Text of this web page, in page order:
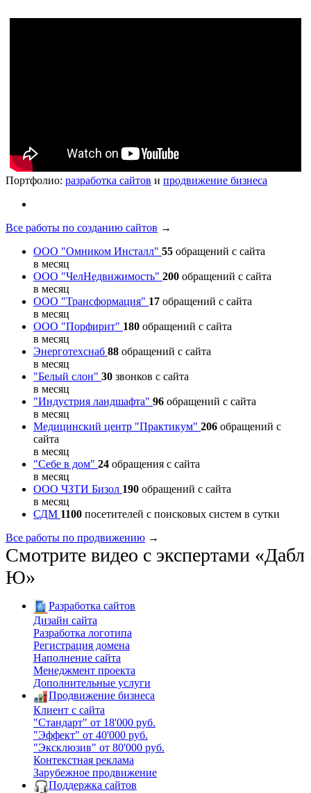
Портфолио: разработка сайтов и продвижение бизнеса
Все работы по созданию сайтов →
ООО "Омником Инсталл" 55 обращений с сайта
в месяц
ООО "ЧелНедвижимость" 200 обращений с сайта
в месяц
ООО "Трансформация" 17 обращений с сайта
в месяц
ООО "Порфирит" 180 обращений с сайта
в месяц
Энерготехснаб 88 обращений с сайта
в месяц
"Белый слон" 30 звонков с сайта
в месяц
"Индустрия ландшафта" 96 обращений с сайта
в месяц
Медицинский центр "Практикум" 206 обращений с
сайта
в месяц
"Себе в дом" 24 обращения с сайта
в месяц
ООО ЧЗТИ Бизол 190 обращений с сайта
в месяц
СДМ 1100 посетителей с поисковых систем в сутки
Все работы по продвижению →
Смотрите видео с экспертами «Дабл
Ю»
Разработка сайтов
Дизайн сайта
Разработка логотипа
Регистрация домена
Наполнение сайта
Менеджмент проекта
Дополнительные услуги
Продвижение бизнеса
Клиент с сайта
"Стандарт" от 18'000 руб.
"Эффект" от 40'000 руб.
"Эксклюзив" от 80'000 руб.
Контекстная реклама
Зарубежное продвижение
Поддержка сайтов